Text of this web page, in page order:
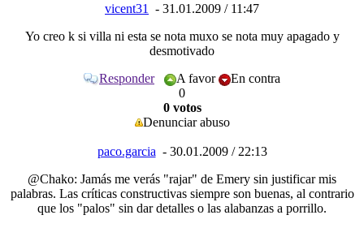
vicent31
- 31.01.2009 / 11:47
Yo creo k si villa ni esta se nota muxo se nota muy apagado y
desmotivado
Responder
A favor
En contra
0
0 votos
Denunciar abuso
paco.garcia - 30.01.2009 / 22:13
@Chako: Jamás me verás "rajar" de Emery sin justificar mis
palabras. Las críticas constructivas siempre son buenas, al contrario
que los "palos" sin dar detalles o las alabanzas a porrillo.